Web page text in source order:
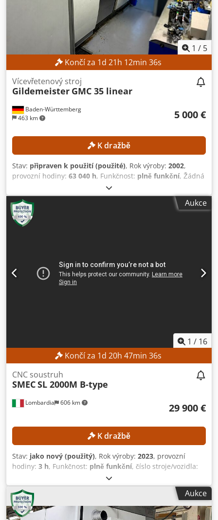
1 / 5
Končí za 1d 21h 12min 35s
Baden-Württemberg
463 km
Vícevřetenový stroj
Gildemeister GMC 35 linear
5 000 €
K dražbě
Stav: připraven k použití (použité), Rok výroby: 2002,
provozní hodiny: 63 040 h, Funkčnost: plně funkční, Žádná
minimální cena – zaručený prodej za nejvyšší nabídku!
TECHNICKÉ ÚDAJE Konfigurace stroje Horní lineární slid: 2
kusy Frézovací jednotka: 1 kus Příčné vrtací jednotky: 2 kusy
Pevné čelní vřeteno: 1 kus Pracovní jednotky Bubnová
jednotka 6: Pohyb možný pouze v ose X Čelní pozice 1:
kontur a poloměrů Čelní pozice 6: Poháněné vřeteno s
pohyblivým zadním suportem a dvěma nástroji, pohyb
možný směrem k pozorovateli Elektronická plná výbava
Aozrgnpoicoa Dvě příčné vrtací jednotky Upínací kleštiny
Náhradní díly Elektronické komponenty pro ovládací skříň
Nové pevné čelní vřeteno
Aukce
1 / 16
Končí za 1d 20h 47min 35s
Lombardia 606 km
CNC soustruh
SMECSL 2000M B-type
29 900 €
K dražbě
Stav: jako nový (použitý), Rok výroby: 2023, provozní
hodiny: 3 h, Funkčnost: plně funkční, číslo stroje/vozidla:
, průměr soustružení nad příčným
suportem:360 mm, soustružnická délka:540 mm,
soustružnický průměr:
, maximální otáčky vřetene:
4 500 ot./min
, pojezdová dráha osy X:210 mm, pojezd osy
Z:600 mm , průchod tyče:68 mm , Pouze 3 provozní hodiny
Aukce